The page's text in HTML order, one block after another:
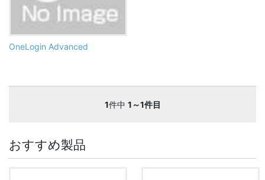
OneLogin Advanced
1件中 1～1件目
おすすめ製品